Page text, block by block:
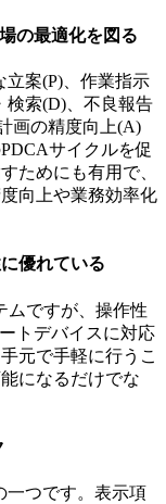
の最適化を図る
立案(P)、作業指示
検索(D)、不良報告
画の精度向上(A)
サイクルを促
ためにも有用で、
向上や業務効率化
優れている
ムですが、操作性
トデバイスに対応
元で手軽に行うこ
になるだけでな
一つです。表示項